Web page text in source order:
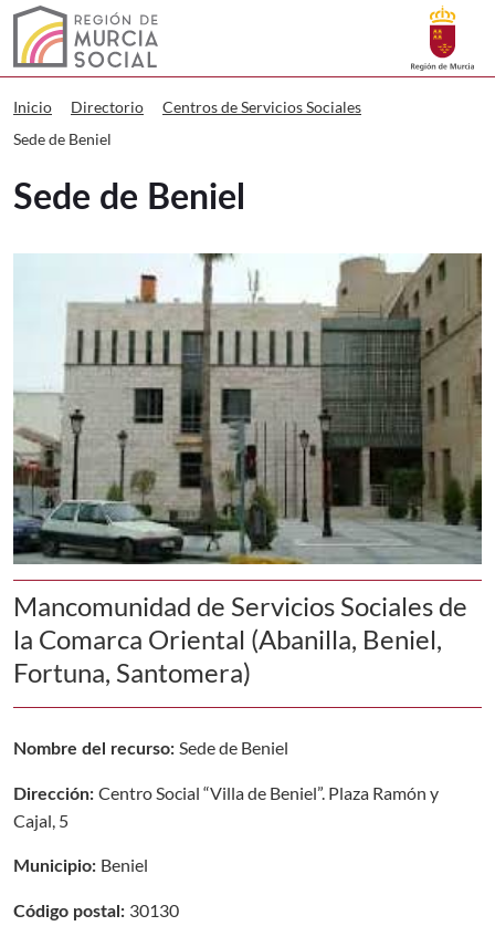
Murcia Social Sede de Beniel Buscar
Inicio Directorio
Centros de Servicios Sociales
Sede de Beniel
Sede de Beniel
Mancomunidad de Servicios Sociales de
la Comarca Oriental (Abanilla, Beniel,
Fortuna, Santomera)
Nombre del recurso: Sede de Beniel
Dirección: Centro Social “Villa de Beniel”. Plaza Ramón y
Cajal, 5
Municipio: Beniel
Código postal: 30130